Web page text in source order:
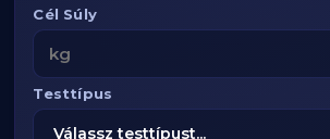
Cél Súly
Testtípus